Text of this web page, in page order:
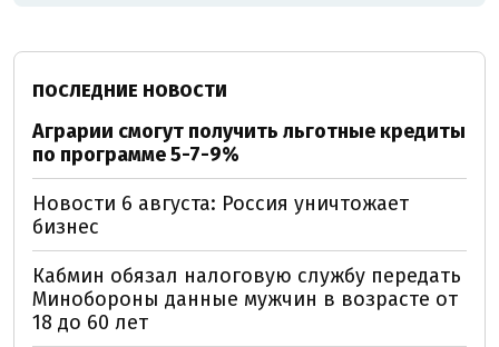
ПОСЛЕДНИЕ НОВОСТИ
Аграрии смогут получить льготные кредиты
по программе 5-7-9%
Новости 6 августа: Россия уничтожает
бизнес
Кабмин обязал налоговую службу передать
Минобороны данные мужчин в возрасте от
18 до 60 лет